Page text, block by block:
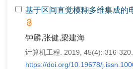
基于区间直觉模糊多维集成的
钟麟,张健,梁建海
计算机工程. 2019, 45(4): 316-320.
https://doi.org/10.19678/